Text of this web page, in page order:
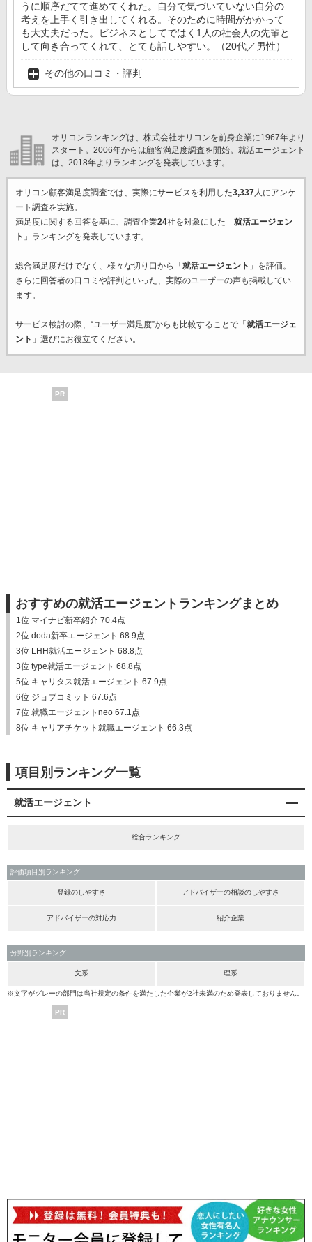
うに順序だてて進めてくれた。自分で気づいていない自分の
考えを上手く引き出してくれる。そのために時間がかかって
も大丈夫だった。ビジネスとしてではく1人の社会人の先輩と
して向き合ってくれて、とても話しやすい。（20代／男性）
その他の口コミ・評判
オリコンランキングは、株式会社オリコンを前身企業に1967年より
スタート。2006年からは顧客満足度調査を開始。就活エージェント
は、2018年よりランキングを発表しています。
オリコン顧客満足度調査では、実際にサービスを利用した3,337人にアンケ
ート調査を実施。
満足度に関する回答を基に、調査企業24社を対象にした「 就活エージェン
ト 」ランキングを発表しています。
総合満足度だけでなく、様々な切り口から「 就活エージェント 」を評価。
さらに回答者の口コミや評判といった、実際のユーザーの声も掲載してい
ます。
サービス検討の際、“ユーザー満足度”からも比較することで「 就活エージェ
ント 」選びにお役立てください。
PR
おすすめの就活エージェントランキングまとめ
1位 マイナビ新卒紹介 70.4点
2位 doda新卒エージェント 68.9点
3位 LHH就活エージェント 68.8点
3位 type就活エージェント 68.8点
5位 キャリタス就活エージェント 67.9点
6位 ジョブコミット 67.6点
7位 就職エージェントneo 67.1点
8位 キャリアチケット就職エージェント 66.3点
項目別ランキング一覧
就活エージェント
総合ランキング
評価項目別ランキング
登録のしやすさ アドバイザーの相談のしやすさ
アドバイザーの対応力 紹介企業
分野別ランキング
文系 理系
※文字がグレーの部門は当社規定の条件を満たした企業が2社未満のため発表しておりません。
PR